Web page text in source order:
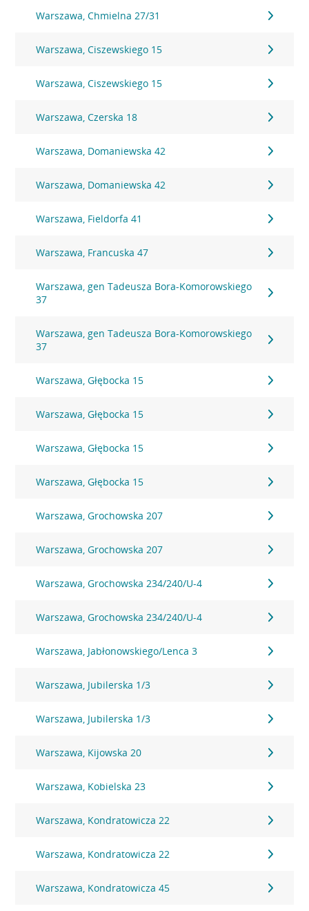
Warszawa, Chmielna 27/31
Warszawa, Ciszewskiego 15
Warszawa, Ciszewskiego 15
Warszawa, Czerska 18
Warszawa, Domaniewska 42
Warszawa, Domaniewska 42
Warszawa, Fieldorfa 41
Warszawa, Francuska 47
Warszawa, gen Tadeusza Bora-Komorowskiego
37
Warszawa, gen Tadeusza Bora-Komorowskiego
37
Warszawa, Głębocka 15
Warszawa, Głębocka 15
Warszawa, Głębocka 15
Warszawa, Głębocka 15
Warszawa, Grochowska 207
Warszawa, Grochowska 207
Warszawa, Grochowska 234/240/U-4
Warszawa, Grochowska 234/240/U-4
Warszawa, Jabłonowskiego/Lenca 3
Warszawa, Jubilerska 1/3
Warszawa, Jubilerska 1/3
Warszawa, Kijowska 20
Warszawa, Kobielska 23
Warszawa, Kondratowicza 22
Warszawa, Kondratowicza 22
Warszawa, Kondratowicza 45